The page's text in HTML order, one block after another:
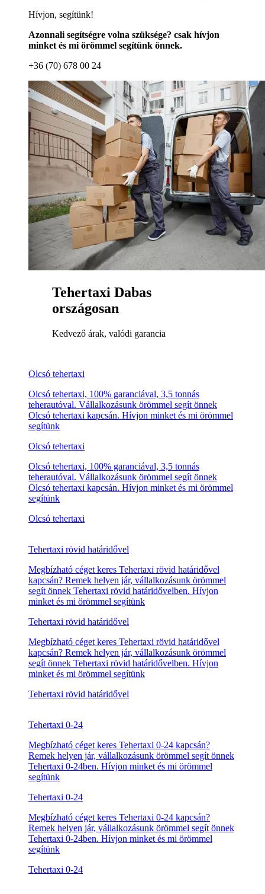
Lakossági tehertaxi
Lakossági tehertaxi, 100% garanciával, 3,5 tonnás
teherautóval. Vállalkozásunk örömmel segít önnek
Lakossági tehertaxi kapcsán. Hívjon minket és mi
örömmel segítünk
Lakossági tehertaxi
Lakossági tehertaxi, 100% garanciával, 3,5 tonnás
teherautóval. Vállalkozásunk örömmel segít önnek
Lakossági tehertaxi kapcsán. Hívjon minket és mi
Lakossági tehertaxi
Vállalati tehertaxi
Vállalati tehertaxi kapcsán keres egy csapatot? Remek
segítünk
Vállalati tehertaxi
Vállalati tehertaxi kapcsán keres egy csapatot? Remek
helyen jár, cégünk örömmel segít önnek Vállalati
tehertaxi kapcsán. Hívjon minket és mi örömmel
segítünk
Vállalati tehertaxi